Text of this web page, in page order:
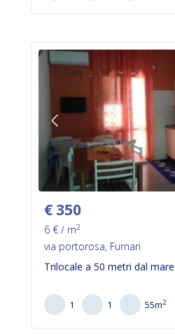
€ 350
6 € / m2
via portorosa, Furnari
Trilocale a 50 metri dal mare
1 1 55m2